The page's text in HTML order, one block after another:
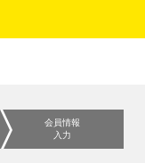
会員情報
入力